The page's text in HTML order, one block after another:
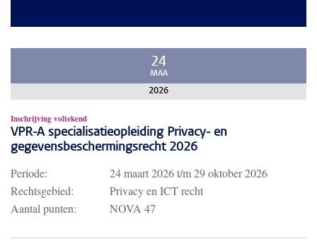
24
MAA
2026
Inschrijving voltekend
VPR-A specialisatieopleiding Privacy- en
gegevensbeschermingsrecht 2026
Periode: 24 maart 2026t/m29 oktober 2026
Rechtsgebied:
Privacy en ICT recht
Aantal punten:
NOVA 47